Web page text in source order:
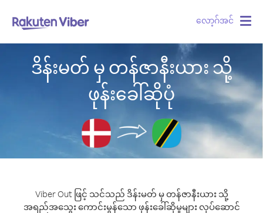
လော့ဂ်အင်
ဒိန်းမတ် မှ တန်ဇာနီးယား သို့
ဖုန်းခေါ်ဆိုပုံ
Viber Out ဖြင့် သင်သည် ဒိန်းမတ် မှ တန်ဇာနီးယား သို့
အရည်အသွေး ကောင်းမွန်သော ဖုန်းခေါ်ဆိုမှုများ လုပ်ဆောင်